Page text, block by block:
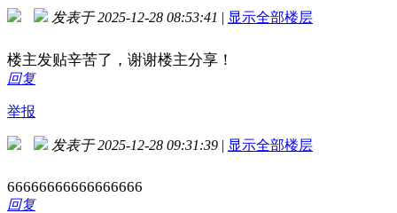
发表于 2025-12-28 08:53:41 | 显示全部楼层
楼主发贴辛苦了，谢谢楼主分享！
回复
举报
发表于 2025-12-28 09:31:39 | 显示全部楼层
66666666666666666
回复